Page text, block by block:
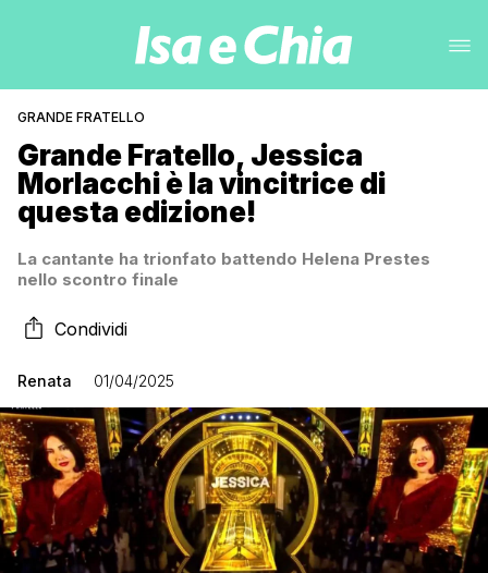
GRANDE FRATELLO
Grande Fratello, Jessica
Morlacchi è la vincitrice di
questa edizione!
La cantante ha trionfato battendo Helena Prestes
nello scontro finale
Condividi
Renata 01/04/2025